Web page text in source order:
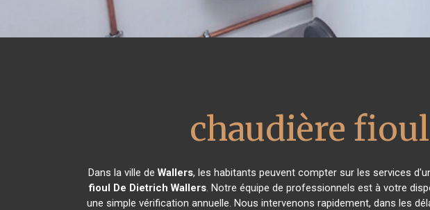
chaudière
Dans la ville de Wallers, les habitants peuvent compter sur les services
fioul De Dietrich Wallers. Notre équipe de professionnels est à votre
une simple vérification annuelle. Nous intervenons rapidement, dans les